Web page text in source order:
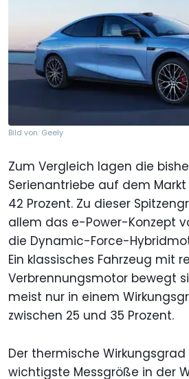
Bild von: Geely
Zum Vergleich lagen die
Serienantriebe auf dem
42 Prozent. Zu dieser
allem das e-Power-Konzept
die Dynamic-Force-
Ein klassisches Fahrzeug mit
Verbrennungsmotor bewegt
meist nur in einem
zwischen 25 und 35 Prozent.
Der thermische
wichtigste Messgröße in der